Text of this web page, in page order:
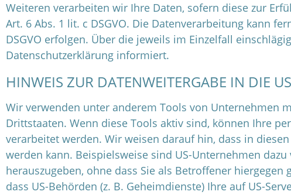
Weiteren verarbeiten wir Ihre Daten, sofern diese zur
Art. 6 Abs. 1 lit. c DSGVO. Die Datenverarbeitung kann
DSGVO erfolgen. Über die jeweils im Einzelfall
Datenschutzerklärung informiert.
HINWEIS ZUR DATENWEITERGABE IN DIE
Wir verwenden unter anderem Tools von Unternehmen
Drittstaaten. Wenn diese Tools aktiv sind, können Ihre
verarbeitet werden. Wir weisen darauf hin, dass in
werden kann. Beispielsweise sind US-Unternehmen
herauszugeben, ohne dass Sie als Betroffener
dass US-Behörden (z. B. Geheimdienste) Ihre auf US-